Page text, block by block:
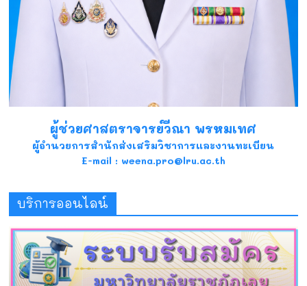
ผู้ช่วยศาสตราจารย์วีณา พรหมเทศ
ผู้อำนวยการสำนักส่งเสริมวิชาการและงานทะเบียน
E-mail : weena.pro@lru.ac.th
บริการออนไลน์